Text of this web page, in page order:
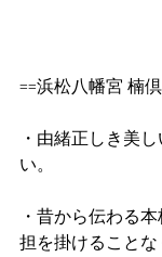
==浜松八幡宮 楠
・由緒正しき美
い。
・昔から伝わる
担を掛けることな